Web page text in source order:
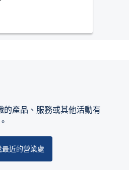
的產品、服務或其他活動有
最近的營業處